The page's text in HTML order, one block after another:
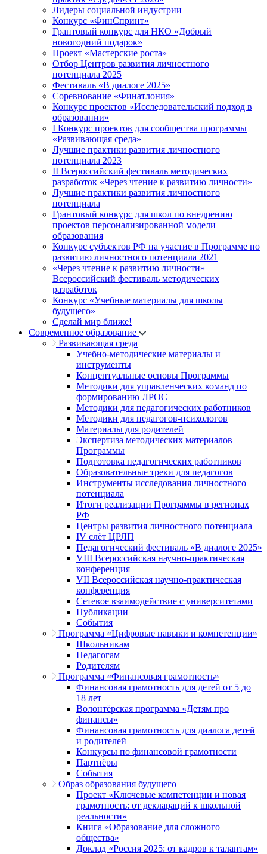
Лидеры социальной индустрии
Конкурс «ФинСпринт»
Грантовый конкурс для НКО «Добрый
новогодний подарок»
Проект «Мастерские роста»
Отбор Центров развития личностного
потенциала 2025
Фестиваль «В диалоге 2025»
Соревнование «Финатлония»
Конкурс проектов «Исследовательский подход в
образовании»
I Конкурс проектов для сообщества программы
«Развивающая среда»
Лучшие практики развития личностного
потенциала 2023
II Всероссийский фестиваль методических
разработок «Через чтение к развитию личности»
Лучшие практики развития личностного
потенциала
Грантовый конкурс для школ по внедрению
проектов персонализированной модели
образования
Конкурс субъектов РФ на участие в Программе по
развитию личностного потенциала 2021
«Через чтение к развитию личности» –
Всероссийский фестиваль методических
разработок
Конкурс «Учебные материалы для школы
будущего»
Сделай мир ближе!
Современное образование
Развивающая среда
Учебно-методические материалы и
инструменты
Концептуальные основы Программы
Методики для управленческих команд по
формированию ЛРОС
Методики для педагогических работников
Методики для педагогов-психологов
Материалы для родителей
Экспертиза методических материалов
Программы
Подготовка педагогических работников
Образовательные треки для педагогов
Инструменты исследования личностного
потенциала
Итоги реализации Программы в регионах
РФ
Центры развития личностного потенциала
IV слёт ЦРЛП
Педагогический фестиваль «В диалоге 2025»
VIII Всероссийская научно-практическая
конференция
VII Всероссийская научно-практическая
конференция
Сетевое взаимодействие с университетами
Публикации
События
Программа «Цифровые навыки и компетенции»
Школьникам
Педагогам
Родителям
Программа «Финансовая грамотность»
Финансовая грамотность для детей от 5 до
18 лет
Волонтёрская программа «Детям про
финансы»
Финансовая грамотность для диалога детей
и родителей
Конкурсы по финансовой грамотности
Партнёры
События
Образ образования будущего
Проект «Ключевые компетенции и новая
грамотность: от деклараций к школьной
реальности»
Книга «Образование для сложного
общества»
Доклад «Россия 2025: от кадров к талантам»